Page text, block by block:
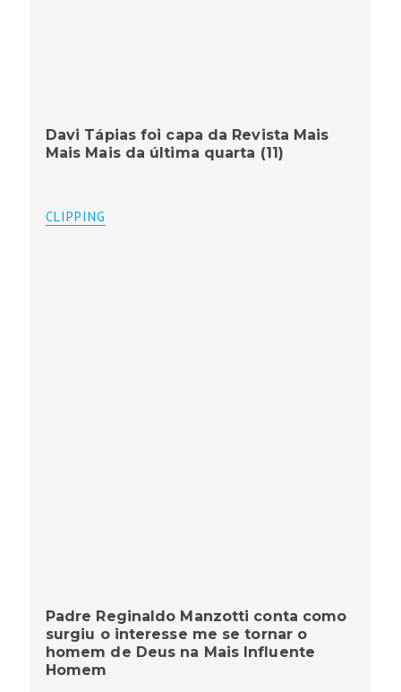
Davi Tápias foi capa da Revista Mais
Mais Mais da última quarta (11)
CLIPPING
Padre Reginaldo Manzotti conta como
surgiu o interesse me se tornar o
homem de Deus na Mais Influente
Homem